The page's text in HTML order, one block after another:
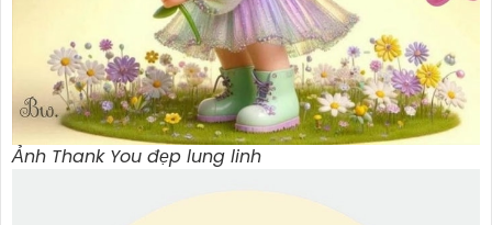
Ảnh Thank You đẹp lung linh